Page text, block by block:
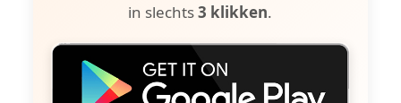
in slechts3 klikken.